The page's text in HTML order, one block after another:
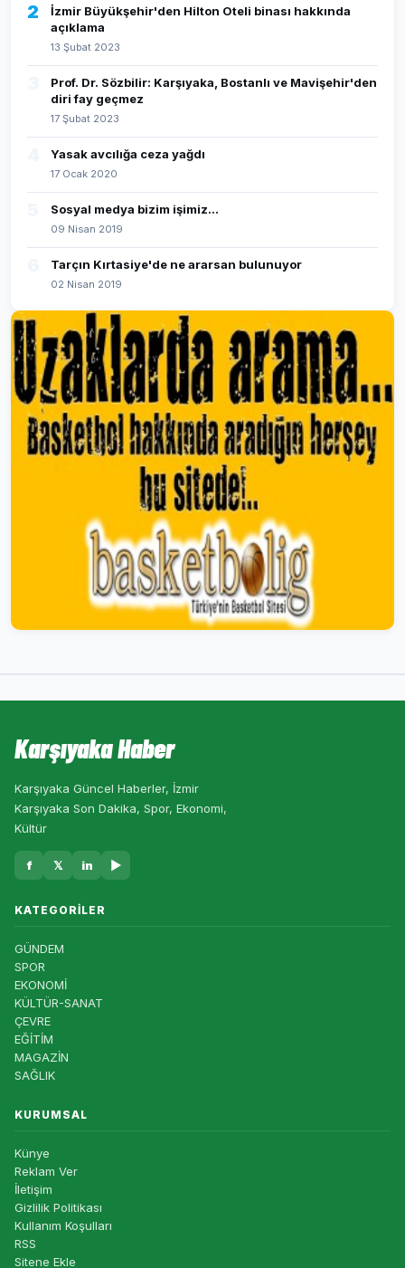
2
İzmir Büyükşehir'den Hilton Oteli binası hakkında
açıklama
13 Şubat 2023
Prof. Dr. Sözbilir: Karşıyaka, Bostanlı ve Mavişehir'den
diri fay geçmez
17 Şubat 2023
Yasak avcılığa ceza yağdı
17 Ocak 2020
Sosyal medya bizim işimiz...
09 Nisan 2019
Tarçın Kırtasiye'de ne ararsan bulunuyor
02 Nisan 2019
Karşıyaka Haber
Karşıyaka Güncel Haberler, İzmir
Karşıyaka Son Dakika, Spor, Ekonomi,
Kültür
f 𝕏 in ▶
KATEGORILER
GÜNDEM
SPOR
EKONOMİ
KÜLTÜR-SANAT
ÇEVRE
EĞİTİM
MAGAZİN
SAĞLIK
KURUMSAL
Künye
Reklam Ver
İletişim
Gizlilik Politikası
Kullanım Koşulları
RSS
Sitene Ekle